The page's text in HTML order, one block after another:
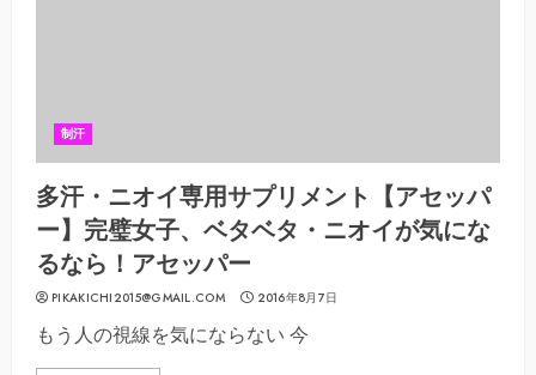
制汗
多汗・ニオイ専用サプリメント【アセッパ
ー】完璧女子、ベタベタ・ニオイが気にな
るなら！アセッパー
PIKAKICHI2015@GMAIL.COM 2016年8月7日
もう人の視線を気にならない 今